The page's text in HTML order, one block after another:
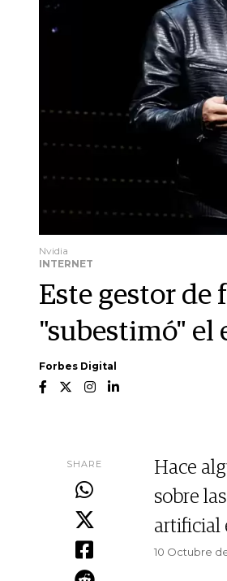
Nvidia
INTERNET
Este gestor de
"subestimó" el
Forbes Digital
SHARE
Hace
sobre
artificial
10 Octubre